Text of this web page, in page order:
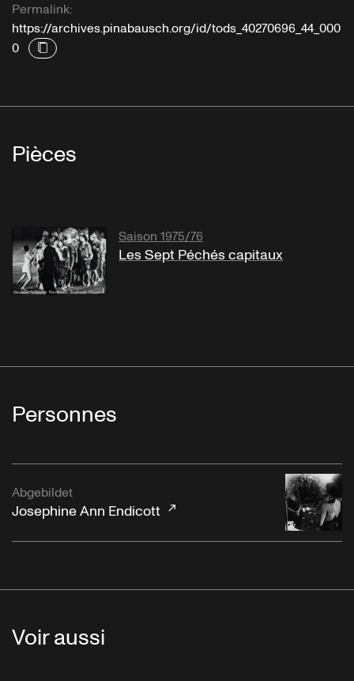
Permalink:
https://archives.pinabausch.org/id/tods_40270696_44_000
0
Pièces
Saison 1975/76
Les Sept Péchés capitaux
Personnes
Abgebildet
Josephine Ann Endicott
Voir aussi